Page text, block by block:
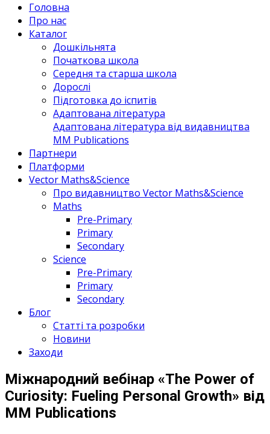
Головна
Про нас
Каталог
Дошкільнята
Початкова школа
Середня та старша школа
Дорослі
Підготовка до іспитів
Адаптована література
Адаптована література від видавництва
MM Publications
Партнери
Платформи
Vector Maths&Science
Про видавництво Vector Maths&Science
Maths
Pre-Primary
Primary
Secondary
Science
Pre-Primary
Primary
Secondary
Блог
Статті та розробки
Новини
Заходи
Міжнародний вебінар «The Power of
Curiosity: Fueling Personal Growth» від
MM Publications